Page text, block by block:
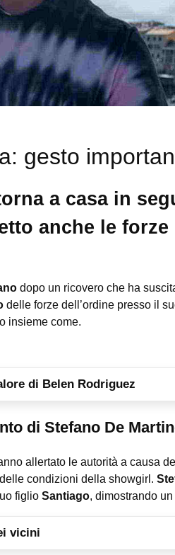
gesto
a casa in
anche le
dopo un ricovero che ha
delle forze dell’ordine presso il
insieme come.
di Belen Rodriguez
di Stefano De
allertato le autorità a causa
condizioni della showgirl.
figlio Santiago, dimostrando
vicini